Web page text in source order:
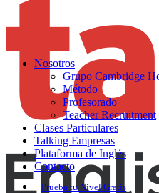
Nosotros
Grupo Cambridge
Método
Profesorado
Teacher Recruitment
Clases Particulares
Talking Empresas
Plataforma de Inglés
Contacto
Prueba tu Nivel Gratis